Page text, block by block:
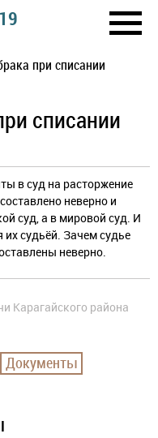
при списании
списании
в суд на расторжение
неверно и
суд, а в мировой суд. И
судьёй. Зачем судье
неверно.
Карагайского района
Документы